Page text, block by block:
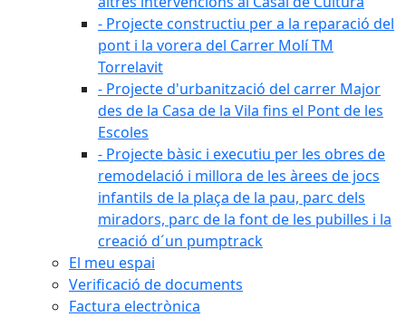
- Projecte constructiu per a la reparació del
pont i la vorera del Carrer Molí TM
Torrelavit
- Projecte d'urbanització del carrer Major
des de la Casa de la Vila fins el Pont de les
Escoles
- Projecte bàsic i executiu per les obres de
remodelació i millora de les àrees de jocs
infantils de la plaça de la pau, parc dels
miradors, parc de la font de les pubilles i la
creació d´un pumptrack
El meu espai
Verificació de documents
Factura electrònica